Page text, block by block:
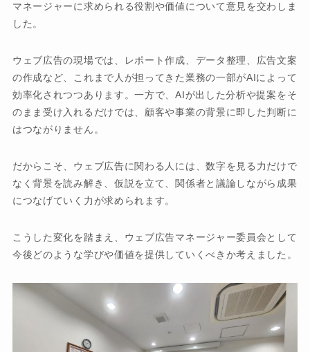
マネージャーに求められる役割や価値について意見を交わしま
した。
ウェブ広告の現場では、レポート作成、データ整理、広告文案
の作成など、これまで人が担ってきた業務の一部がAIによって
効率化されつつあります。一方で、AIが出した分析や提案をそ
のまま受け入れるだけでは、顧客や事業の背景に即した判断に
はつながりません。
だからこそ、ウェブ広告に関わる人には、数字を見る力だけで
なく背景を読み解き、仮説を立て、関係者と議論しながら成果
につなげていく力が求められます。
こうした変化を踏まえ、ウェブ広告マネージャー委員会として
今後どのような学びや価値を提供していくべきか考えました。